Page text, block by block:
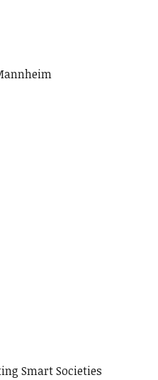
Smart Societies